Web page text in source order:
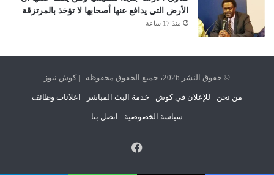
الأرض التي يدافع عنها أصحابها لا تؤخذ بالمرتزقة
منذ 17 ساعة
© حقوق النشر 2026، جميع الحقوق محفوظة | كوش نيوز
من نحن للإعلان في كوش خدمة البث المباشر اعلانات وظائف
سياسة الخصوصية اتصل بنا